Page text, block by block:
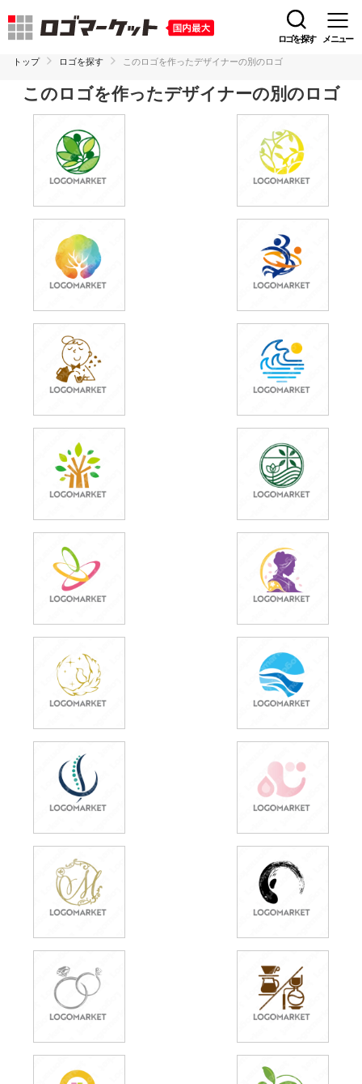
ロゴを探す メニュー
トップ ロゴを探す このロゴを作ったデザイナーの別のロゴ
このロゴを作ったデザイナーの別のロゴ